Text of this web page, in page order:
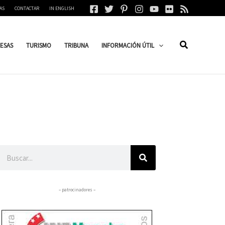
CONTACTAR IN ENGLISH
TURISMO TRIBUNA INFORMACIÓN ÚTIL
– patrocinadores –